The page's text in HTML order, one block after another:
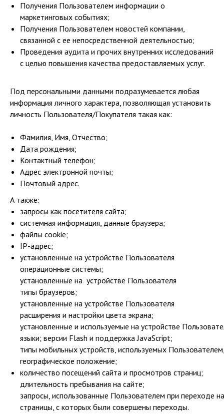
Получения Пользователем информации о
маркетинговых событиях;
Получения Пользователем новостей компании,
связанной с ее непосредственной деятельностью;
Проведения аудита и прочих внутренних исследований
с целью повышения качества предоставляемых услуг.
Под персональными данными подразумевается любая
информация личного характера, позволяющая установить
личность Пользователя/Покупателя такая как:
Фамилия, Имя, Отчество;
Дата рождения;
Контактный телефон;
Адрес электронной почты;
Почтовый адрес.
А также:
запросы как посетителя сайта;
системная информация, данные браузера;
файлы cookie;
IP-адрес;
установленные на устройстве Пользователя
операционные системы;
установленные на устройстве Пользователя
типы браузеров;
установленные на устройстве Пользователя
расширения и настройки цвета экрана;
установленные и используемые на устройстве
языки; версии Flash и поддержка JavaScript;
типы мобильных устройств, используемых
географическое положение;
количество посещений сайта и просмотров страниц;
длительность пребывания на сайте;
запросы, использованные Пользователем при переходе
страницы, с которых были совершены переходы.